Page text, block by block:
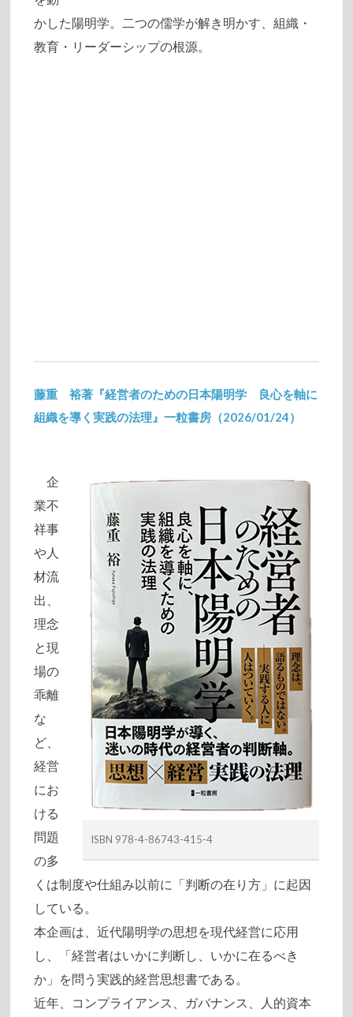
かした陽明学。二つの儒学が解き明かす、組織・
教育・リーダーシップの根源。
藤重 裕著『経営者のための日本陽明学 良心を軸に
組織を導く実践の法理』一粒書房（2026/01/24）
ISBN 978-4-86743-415-4
企
業不
祥事
や人
材流
出、
理念
と現
場の
乖離
な
ど、
経営
にお
ける
問題
の多
くは制度や仕組み以前に「判断の在り方」に起因
している。
本企画は、近代陽明学の思想を現代経営に応用
し、「経営者はいかに判断し、いかに在るべき
か」を問う実践的経営思想書である。
近年、コンプライアンス、ガバナンス、人的資本